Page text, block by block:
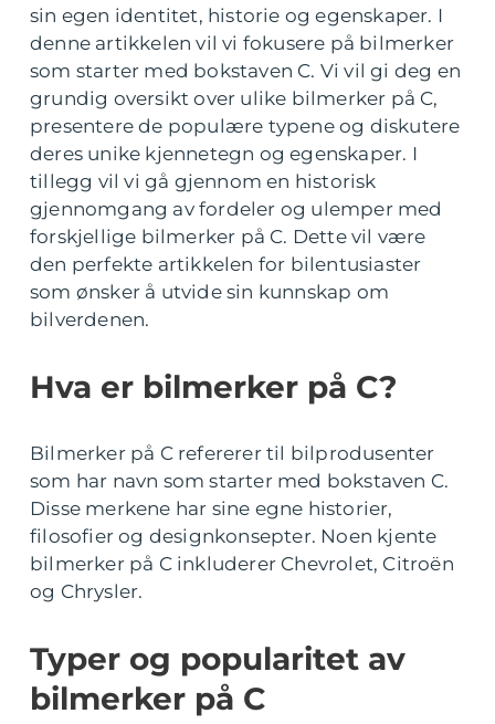
sin egen identitet, historie og egenskaper. I
denne artikkelen vil vi fokusere på bilmerker
som starter med bokstaven C. Vi vil gi deg en
grundig oversikt over ulike bilmerker på C,
presentere de populære typene og diskutere
deres unike kjennetegn og egenskaper. I
tillegg vil vi gå gjennom en historisk
gjennomgang av fordeler og ulemper med
forskjellige bilmerker på C. Dette vil være
den perfekte artikkelen for bilentusiaster
som ønsker å utvide sin kunnskap om
bilverdenen.
Hva er bilmerker på C?
Bilmerker på C refererer til bilprodusenter
som har navn som starter med bokstaven C.
Disse merkene har sine egne historier,
filosofier og designkonsepter. Noen kjente
bilmerker på C inkluderer Chevrolet, Citroën
og Chrysler.
Typer og popularitet av
bilmerker på C